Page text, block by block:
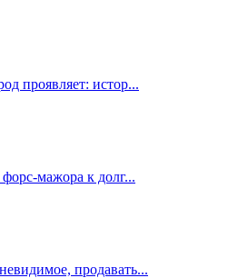
проявляет: истор...
мажора к долг...
продавать...